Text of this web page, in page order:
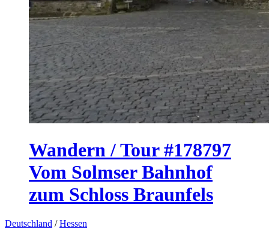
Wandern / Tour #178797
Vom Solmser Bahnhof
zum Schloss Braunfels
Deutschland /Hessen